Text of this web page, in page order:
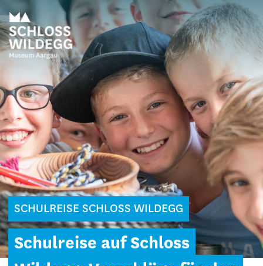
SCHULREISE SCHLOSS WILDEGG
Schulreise auf Schloss